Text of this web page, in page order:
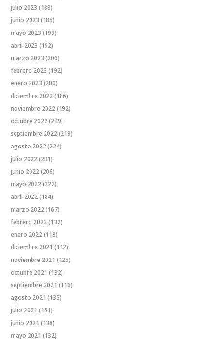
julio 2023 (188)
junio 2023 (185)
mayo 2023 (199)
abril 2023 (192)
marzo 2023 (206)
febrero 2023 (192)
enero 2023 (200)
diciembre 2022(186)
noviembre 2022(192)
octubre 2022(249)
septiembre 2022(219)
agosto 2022(224)
julio 2022(231)
junio 2022(206)
mayo 2022(222)
abril 2022(184)
marzo 2022(167)
febrero 2022(132)
enero 2022(118)
diciembre 2021 (112)
noviembre 2021 (125)
octubre 2021 (132)
septiembre 2021 (116)
agosto 2021 (135)
julio 2021 (151)
junio 2021 (138)
mayo 2021 (132)